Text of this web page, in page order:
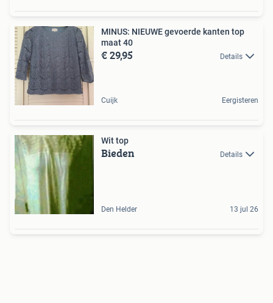
MINUS: NIEUWE gevoerde kanten top
maat 40
€ 29,95 Details
Cuijk Eergisteren
Wit top
Bieden Details
Den Helder 13 jul 26